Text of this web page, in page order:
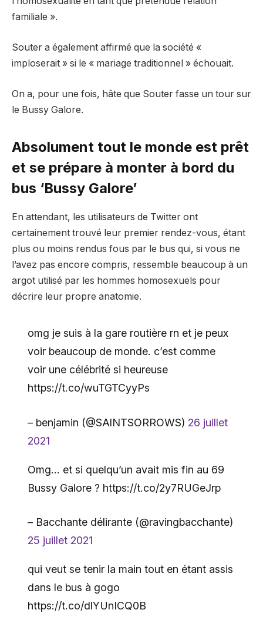
familiale ».
Souter a également affirmé que la société «
imploserait » si le « mariage traditionnel » échouait.
On a, pour une fois, hâte que Souter fasse un tour sur
le Bussy Galore.
Absolument tout le monde est prêt
et se prépare à monter à bord du
bus ‘Bussy Galore’
En attendant, les utilisateurs de Twitter ont
certainement trouvé leur premier rendez-vous, étant
plus ou moins rendus fous par le bus qui, si vous ne
l’avez pas encore compris, ressemble beaucoup à un
argot utilisé par les hommes homosexuels pour
décrire leur propre anatomie.
omg je suis à la gare routière rn et je peux
voir beaucoup de monde. c’est comme
voir une célébrité si heureuse
https://t.co/wuTGTCyyPs
– benjamin (@SAlNTSORROWS) 26 juillet
2021
Omg… et si quelqu’un avait mis fin au 69
Bussy Galore ? https://t.co/2y7RUGeJrp
– Bacchante délirante (@ravingbacchante)
25 juillet 2021
qui veut se tenir la main tout en étant assis
dans le bus à gogo
https://t.co/dlYUnICQ0B